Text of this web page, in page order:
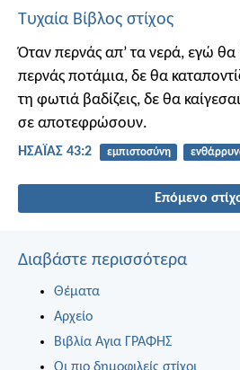
Τυχαία Βίβλος στίχος
Όταν περνάς απ’ τα νερά, εγώ θα
περνάς ποτάμια, δε θα
τη φωτιά βαδίζεις, δε θα
σε αποτεφρώσουν.
ΗΣΑΪΑΣ 43:2 εμπιστοσύνη
Επόμενο
Διαβάστε περισσότερα
Θέματα
Αρχείο
Βιβλία Αγια ΓΡΑΦΗΣ